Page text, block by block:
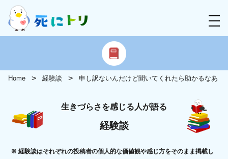
Home 経験談 申し訳ないんだけど聞いてくれたら助かるなあ
生きづらさを感じる人が語る
経験談
経験談はそれぞれの投稿者の個人的な価値観や感じ方をそのまま掲載し